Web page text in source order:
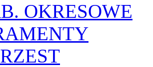
OKRESOWE